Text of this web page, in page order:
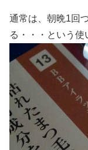
通常は、朝晩1回
る・・・という使